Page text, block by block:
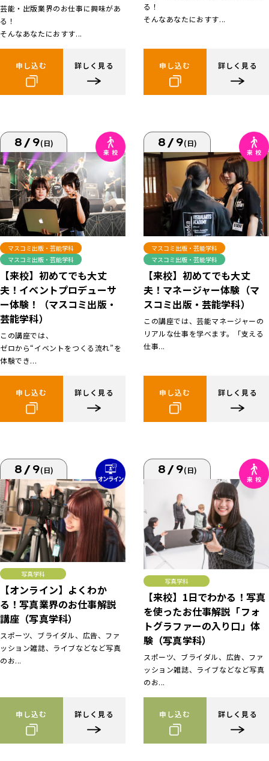
芸能・出版業界のお仕事に興味があ
る！
そんなあなたにおすす...
申し込む 詳しく見る
る！
そんなあなたにおすす...
申し込む 詳しく見る
8/9(日)
マスコミ出版・芸能学科
マスコミ出版・芸能学科
【来校】初めてでも大丈
夫！イベントプロデューサ
ー体験！（マスコミ出版・
芸能学科）
この講座では、
ゼロから“イベントをつくる流れ”を
体験でき...
申し込む 詳しく見る
8/9(日)
マスコミ出版・芸能学科
マスコミ出版・芸能学科
【来校】初めてでも大丈
夫！マネージャー体験（マ
スコミ出版・芸能学科）
この講座では、芸能マネージャーの
リアルな仕事を学べます。「支える
仕事...
申し込む 詳しく見る
8/9(日)
写真学科
【オンライン】よくわか
る！写真業界のお仕事解説
講座（写真学科）
スポーツ、ブライダル、広告、ファ
ッション雑誌、ライブなどなど写真
のお...
申し込む 詳しく見る
8/9(日)
写真学科
【来校】1日でわかる！写真
を使ったお仕事解説「フォ
トグラファーの入り口」体
験（写真学科）
スポーツ、ブライダル、広告、ファ
ッション雑誌、ライブなどなど写真
のお...
申し込む 詳しく見る